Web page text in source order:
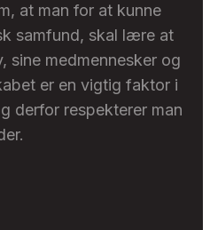
at man for at kunne
samfund, skal lære at
sine medmennesker og
er en vigtig faktor i
derfor respekterer man